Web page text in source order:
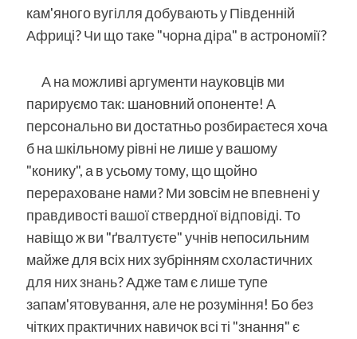
кам'яного вугілля добувають у Південній
Африці? Чи що таке "чорна діра" в астрономії?
А на можливі аргументи науковців ми
парируємо так: шановний опоненте! А
персонально ви достатньо розбираєтеся хоча
б на шкільному рівні не лише у вашому
"конику", а в усьому тому, що щойно
перераховане нами? Ми зовсім не впевнені у
правдивості вашої ствердної відповіді. То
навіщо ж ви "ґвалтуєте" учнів непосильним
майже для всіх них зубрінням схоластичних
для них знань? Адже там є лише тупе
запам'ятовування, але не розуміння! Бо без
чітких практичних навичок всі ті "знання" є